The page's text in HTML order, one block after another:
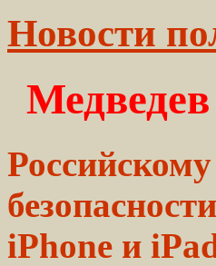
Новости
iPhone и